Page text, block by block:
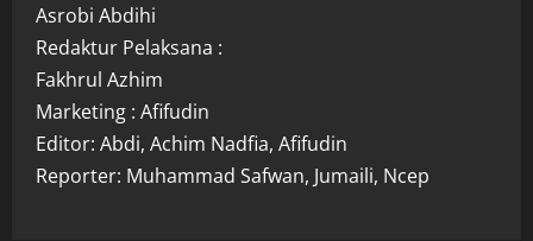
Asrobi Abdihi
Redaktur Pelaksana :
Fakhrul Azhim
Marketing : Afifudin
Editor: Abdi, Achim Nadfia, Afifudin
Reporter: Muhammad Safwan, Jumaili, Ncep